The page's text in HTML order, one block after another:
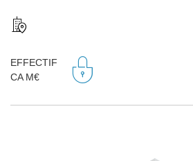
EFFECTIF
CA M€